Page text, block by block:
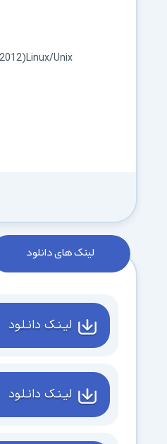
Unix
لینک های دانلود
لیـنـک دانـلـود
لیـنـک دانـلـود